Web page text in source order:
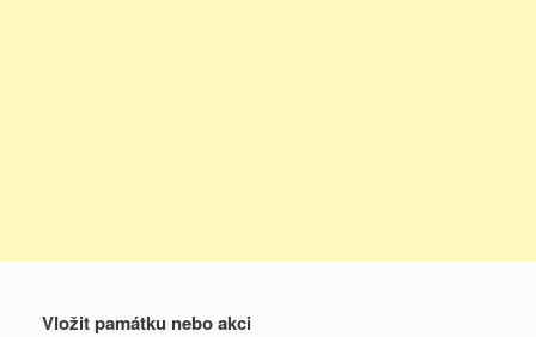
Vložit památku nebo akci